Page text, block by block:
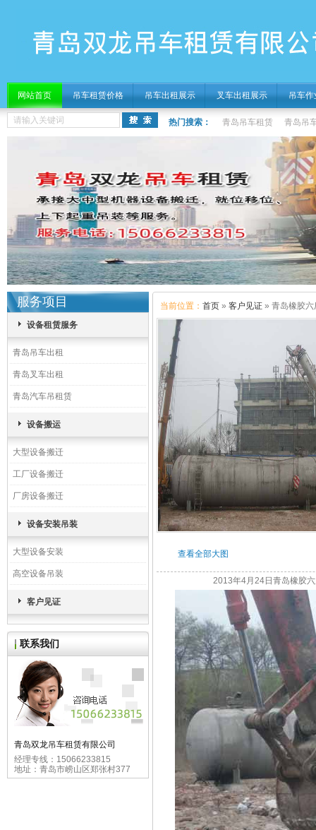
网站首页 吊车租赁价格 吊车出租展示 叉车出租展示 吊车作
热门搜索： 青岛吊车租赁 青岛吊
服务项目
设备租赁服务
青岛吊车出租
青岛叉车出租
青岛汽车吊租赁
设备搬运
大型设备搬迁
工厂设备搬迁
厂房设备搬迁
设备安装吊装
大型设备安装
高空设备吊装
客户见证
联系我们
青岛双龙吊车租赁有限公司
经理专线：15066233815
地址：青岛市崂山区郑张村377
当前位置： 首页 » 客户见证 » 青岛橡胶
查看全部大图
2013年4月24日青岛橡胶六厂